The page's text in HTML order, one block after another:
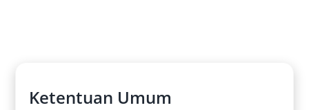
Ketentuan Umum